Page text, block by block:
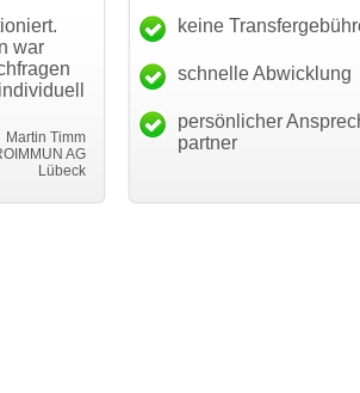
"Danke für den schnellen
Transfer und guten Service!"
Thomas Schäfer
i can eckert communication GmbH
"Ich bin
haben.
mein
keine
schnelle Abwicklung
persönlicher
partner